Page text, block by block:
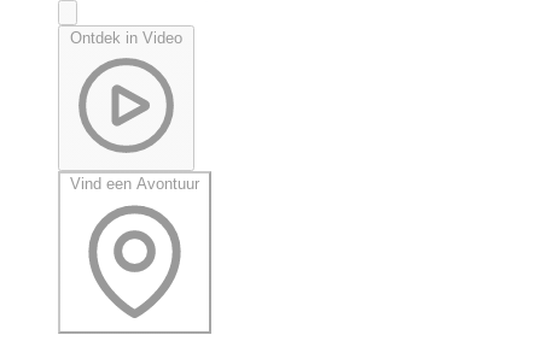
Ontdek in Video
Vind een Avontuur